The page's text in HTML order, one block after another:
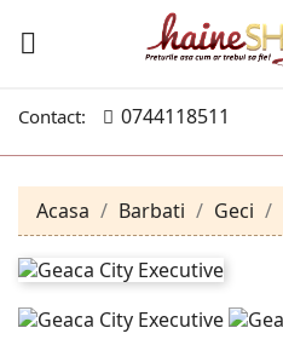

Contact: 0744118511
Acasa Barbati Geci